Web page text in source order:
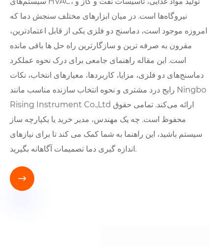
نیروگاه‌ها است. در میان ابزارهای مختلف سنجش دما که
امروزه موجود است، دماسنج دو فلزی یکی از قابل اعتمادترین،
مقرون به صرفه ترین و سازگارترین راه حل ها باقی مانده
است. این مقاله راهنمای جامعی برای درک نحوه عملکرد
دماسنج‌های دو فلزی، مزایا، کاربردها، معیارهای انتخاب، نکات
رایج درد مشتری و نحوه انتخاب سازنده مناسب مانند Ningbo
Rising Instrument Co.,Ltd ارائه می‌کند. تمامی حقوق
محفوظ است. چه یک مهندس، مدیر خرید یا یکپارچه ساز
سیستم باشید، این راهنما به شما کمک می کند تا برای نیازهای
اندازه گیری دما تصمیمات آگاهانه بگیرید.
